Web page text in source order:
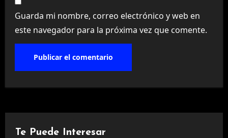
Guarda mi nombre, correo electrónico y web en
este navegador para la próxima vez que comente.
Te Puede Interesar